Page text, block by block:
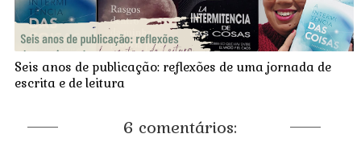
Seis anos de publicação: reflexões de uma jornada de
escrita e de leitura
6 comentários: